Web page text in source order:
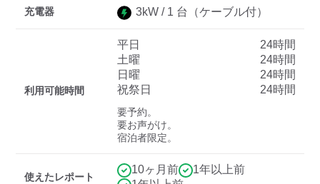
三菱ディーラーを表示
日産ディーラーを表示
すべて 中速-20kW-以上 急速-44kW-以上
充電器 3kW / 1 台 （ケーブル付）
利用可能時間
平日
24時間
土曜
24時間
日曜
24時間
祝祭日
24時間
要予約。
要お声がけ。
宿泊者限定。
使えたレポート
10ヶ月前
1年以上前